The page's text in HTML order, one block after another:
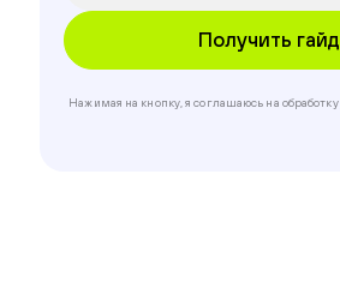
Нажимая на кнопку, я соглашаюсь на обработку